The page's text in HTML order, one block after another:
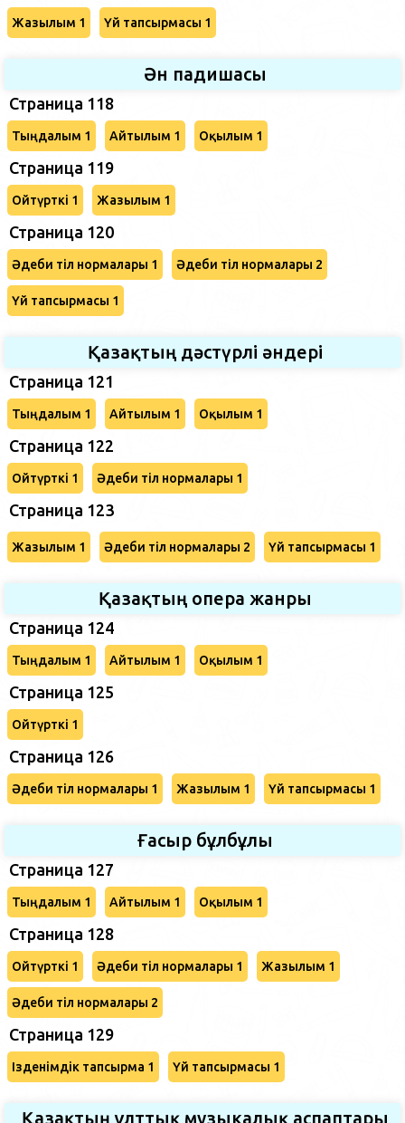
Жазылым 1 Үй тапсырмасы 1
Ән падишасы
Страница 118
Тыңдалым 1 Айтылым 1 Оқылым 1
Страница 119
Ойтүрткі 1 Жазылым 1
Страница 120
Әдеби тіл нормалары 1 Әдеби тіл нормалары 2
Үй тапсырмасы 1
Қазақтың дәстүрлі әндері
Страница 121
Тыңдалым 1 Айтылым 1 Оқылым 1
Страница 122
Ойтүрткі 1 Әдеби тіл нормалары 1
Страница 123
Жазылым 1 Әдеби тіл нормалары 2 Үй тапсырмасы 1
Қазақтың опера жанры
Страница 124
Тыңдалым 1 Айтылым 1 Оқылым 1
Страница 125
Ойтүрткі 1
Страница 126
Әдеби тіл нормалары 1 Жазылым 1 Үй тапсырмасы 1
Ғасыр бұлбұлы
Страница 127
Тыңдалым 1 Айтылым 1 Оқылым 1
Страница 128
Ойтүрткі 1 Әдеби тіл нормалары 1 Жазылым 1
Әдеби тіл нормалары 2
Страница 129
Ізденімдік тапсырма 1 Үй тапсырмасы 1
Қазақтың ұлттық музыкалық аспаптары